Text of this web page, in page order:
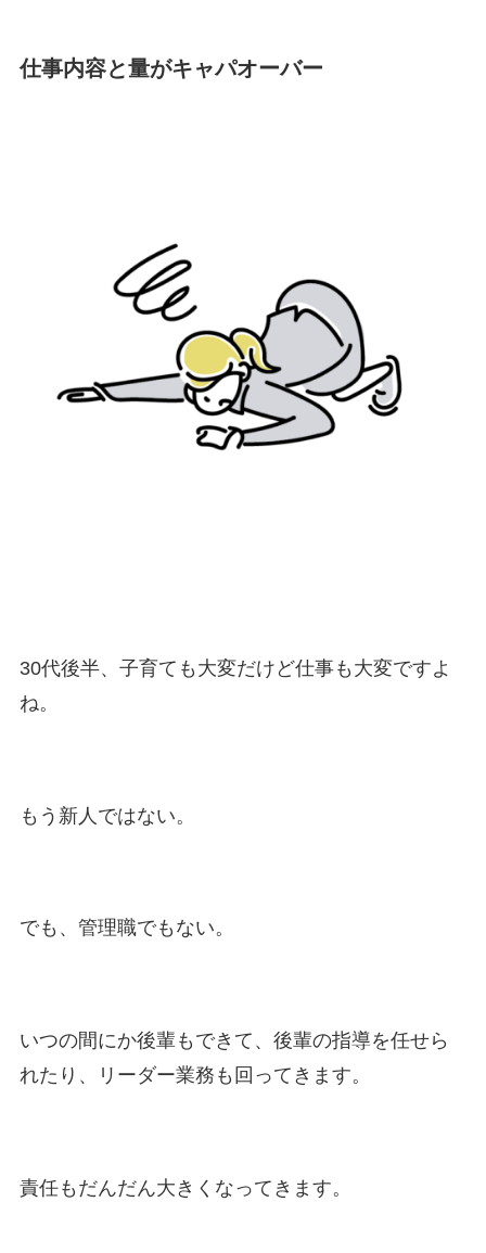
仕事内容と量がキャパオーバー
30代後半、子育ても大変だけど仕事も大変ですよ
ね。
もう新人ではない。
でも、管理職でもない。
いつの間にか後輩もできて、後輩の指導を任せら
れたり、リーダー業務も回ってきます。
責任もだんだん大きくなってきます。